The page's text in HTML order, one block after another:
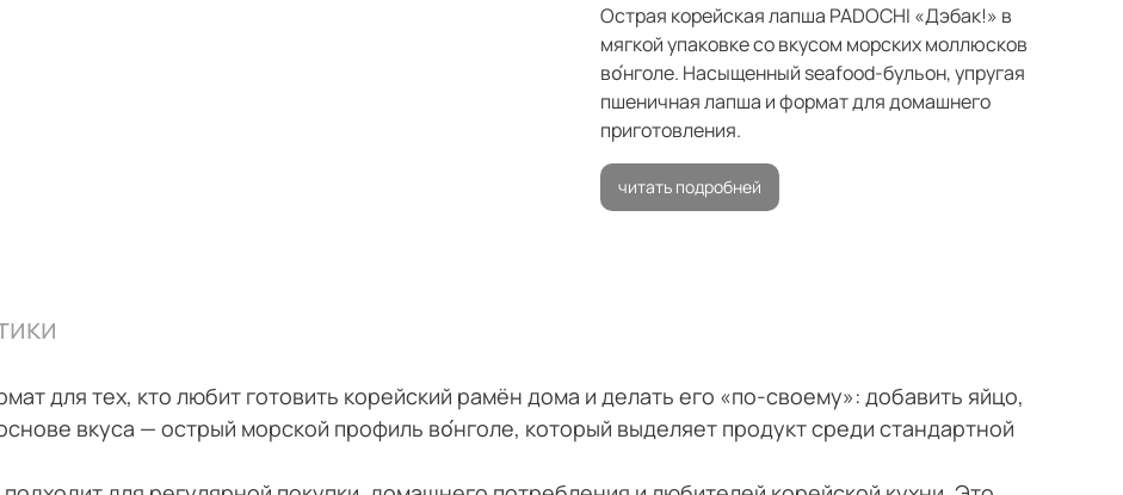
Острая корейская лапша PADOCHI «Дэбак!» в
мягкой упаковке со вкусом морских моллюсков
во́нголе. Насыщенный seafood-бульон, упругая
пшеничная лапша и формат для домашнего
приготовления.
читать подробней
для тех, кто любит готовить корейский рамён дома и делать его «по-своему»: добавить яйцо,
вкуса — острый морской профиль во́нголе, который выделяет продукт среди стандартной